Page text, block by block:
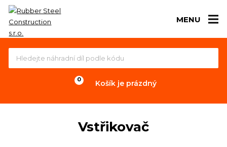
MENU
Košík je prázdný
Vstřikovač